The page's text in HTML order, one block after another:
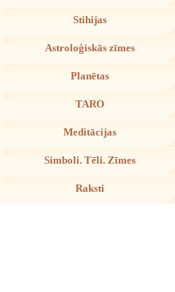
Stihijas
Astroloģiskās zīmes
Planētas
TARO
Meditācijas
Simboli. Tēli. Zīmes
Raksti